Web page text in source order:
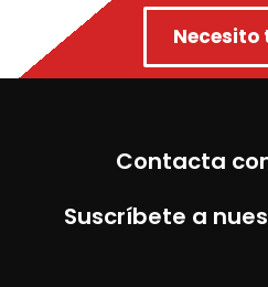
Necesito
Contacta
Suscríbete a